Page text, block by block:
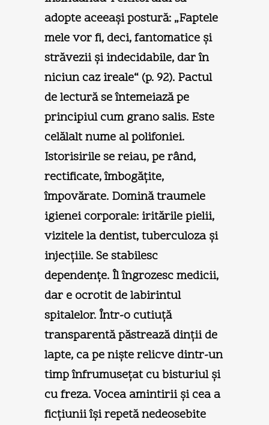
adopte aceeaşi postură: „Faptele
mele vor fi, deci, fantomatice şi
străvezii şi indecidabile, dar în
niciun caz ireale“ (p. 92). Pactul
de lectură se întemeiază pe
principiul cum grano salis. Este
celălalt nume al polifoniei.
Istorisirile se reiau, pe rând,
rectificate, îmbogăţite,
împovărate. Domină traumele
igienei corporale: iritările pielii,
vizitele la dentist, tuberculoza şi
injecţiile. Se stabilesc
dependenţe. Îl îngrozesc medicii,
dar e ocrotit de labirintul
spitalelor. Într-o cutiuţă
transparentă păstrează dinţii de
lapte, ca pe nişte relicve dintr-un
timp înfrumuseţat cu bisturiul şi
cu freza. Vocea amintirii şi cea a
ficţiunii îşi repetă nedeosebite